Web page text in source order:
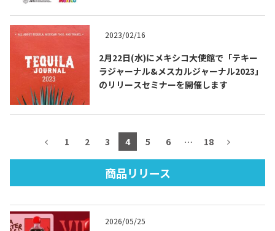
About
2023/02/16
2月22日(水)にメキシコ大使館で「テキー
ラジャーナル&メスカルジャーナル2023」
のリリースセミナーを開催します
1 2 3 4 5 6 … 18
商品リリース
2026/05/25